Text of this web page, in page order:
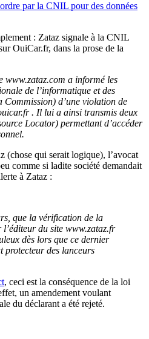
par la CNIL pour des données
: Zataz signale à la CNIL
OuiCar.fr, dans la prose de la
www.zataz.com a informé les
de l’informatique et des
d’une violation de
. Il lui a ainsi transmis deux
Locator) permettant d’accéder
(chose qui serait logique), l’avocat
comme si ladite société demandait
à Zataz :
que la vérification de la
du site www.zataz.fr
dès lors que ce dernier
protecteur des lanceurs
, ceci est la conséquence de la loi
un amendement voulant
du déclarant a été rejeté.